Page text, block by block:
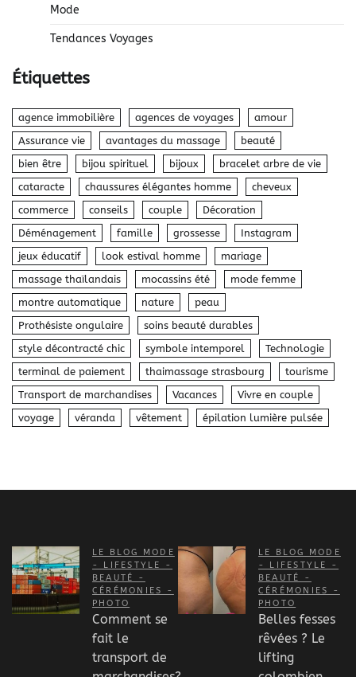
Mode
Tendances Voyages
Étiquettes
agence immobilière agences de voyages
amour
Assurance vie
avantages du massage
beauté
bien être
bijou spirituel bijoux
bracelet arbre de vie
cataracte
chaussures élégantes homme
cheveux
commerce
conseils couple
Décoration
Déménagement
famille grossesse
Instagram
jeux éducatif
look estival homme
mariage
massage thaïlandais
mocassins été
mode femme
montre automatique
nature
peau
Prothésiste ongulaire
soins beauté durables
style décontracté chic
symbole intemporel
Technologie
terminal de paiement
thaimassage strasbourg
tourisme
Transport de marchandises
Vacances
Vivre en couple
voyage
véranda vêtement épilation lumière pulsée
LE BLOG MODE
- LIFESTYLE -
BEAUTÉ -
CÉRÉMONIES -
PHOTO
Comment se
fait le
transport de
LE BLOG MODE
- LIFESTYLE -
BEAUTÉ -
CÉRÉMONIES -
PHOTO
Belles fesses
rêvées ? Le
lifting